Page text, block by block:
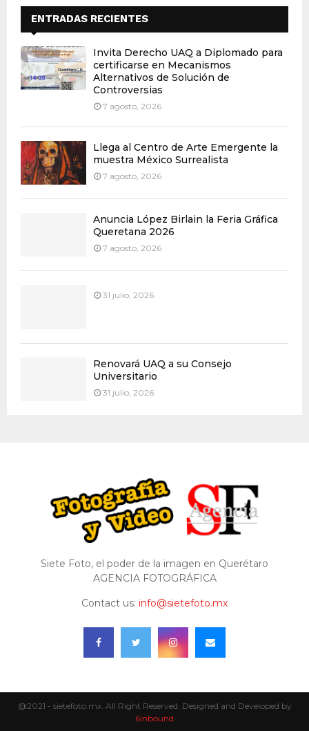
ENTRADAS RECIENTES
Invita Derecho UAQ a Diplomado para
certificarse en Mecanismos
Alternativos de Solución de
Controversias
7 agosto, 2026
Llega al Centro de Arte Emergente la
muestra México Surrealista
7 agosto, 2026
Anuncia López Birlain la Feria Gráfica
Queretana 2026
7 agosto, 2026
31 julio, 2026
Renovará UAQ a su Consejo
Universitario
31 julio, 2026
Siete Foto, el poder de la imagen en Querétaro
AGENCIA FOTOGRÁFICA
Contact us: info@sietefoto.mx
@2021 - sietefoto.mx. All Right Reserved. Designed and Developed by
6inbound